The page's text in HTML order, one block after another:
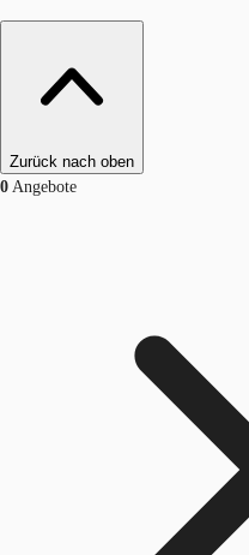
Zurück nach oben
0 Angebote